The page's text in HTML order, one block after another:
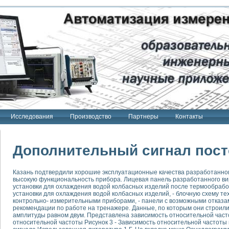
Исследования Производство Партнеры Контакты
"Сигнал-USB"
Интроскан
система
USB"
Дополнительный сигнал
Казань подтвердили хорошие эксплуатационные качества
высокую функциональность прибора. Лицевая панель разработанного
установки для охлаждения водой колбасных изделий после
установки для охлаждения водой колбасных изделий, - блочную схему
контрольно- измерительными приборами, - панели с возможными
рекомендации по работе на тренажере. Данные, по которым они
амплитуды равном двум. Представлена зависимость относительной
относительной частоты Рисунок 3 - Зависимость относительной